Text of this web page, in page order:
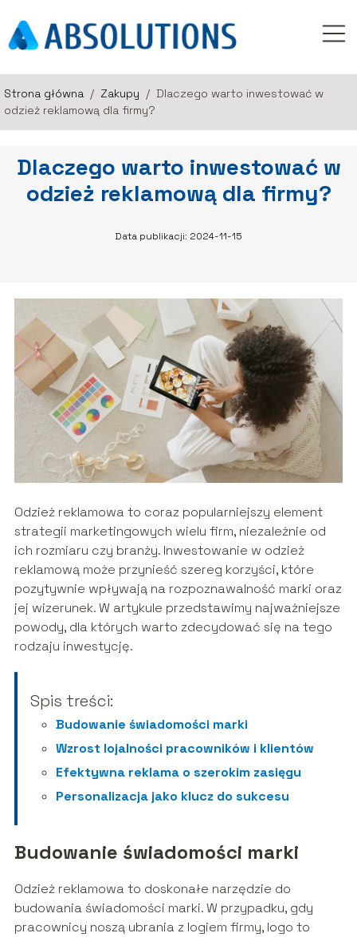
Strona główna / Zakupy / Dlaczego warto inwestować w
odzież reklamową dla firmy?
Dlaczego warto inwestować w
odzież reklamową dla firmy?
Data publikacji: 2024-11-15
Odzież reklamowa to coraz popularniejszy element
strategii marketingowych wielu firm, niezależnie od
ich rozmiaru czy branży. Inwestowanie w odzież
reklamową może przynieść szereg korzyści, które
pozytywnie wpływają na rozpoznawalność marki oraz
jej wizerunek. W artykule przedstawimy najważniejsze
powody, dla których warto zdecydować się na tego
rodzaju inwestycję.
Spis treści:
Budowanie świadomości marki
Wzrost lojalności pracowników i klientów
Efektywna reklama o szerokim zasięgu
Personalizacja jako klucz do sukcesu
Budowanie świadomości marki
Odzież reklamowa to doskonałe narzędzie do
budowania świadomości marki. W przypadku, gdy
pracownicy noszą ubrania z logiem firmy, logo to